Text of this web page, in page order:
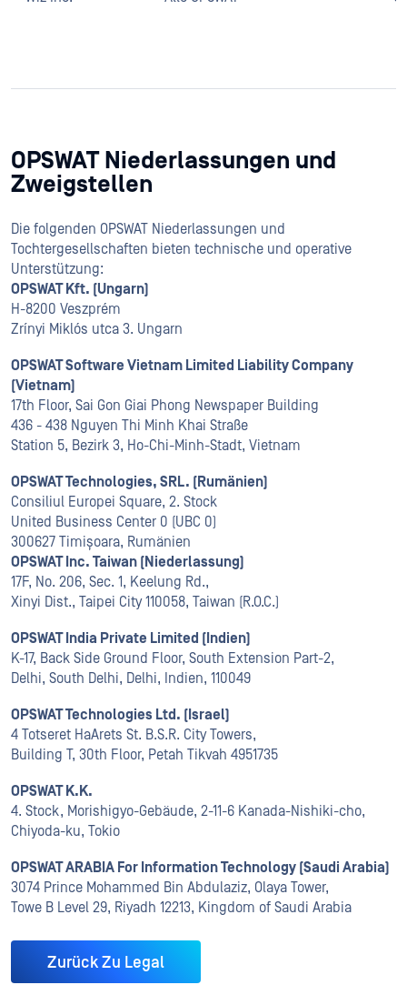
OPSWAT Niederlassungen und
Zweigstellen
Die folgenden OPSWAT Niederlassungen und
Tochtergesellschaften bieten technische und operative
Unterstützung:
OPSWAT Kft. (Ungarn)
H-8200 Veszprém
Zrínyi Miklós utca 3. Ungarn
OPSWAT Software Vietnam Limited Liability Company
(Vietnam)
17th Floor, Sai Gon Giai Phong Newspaper Building
436 - 438 Nguyen Thi Minh Khai Straße
Station 5, Bezirk 3, Ho-Chi-Minh-Stadt, Vietnam
OPSWAT Technologies, SRL. (Rumänien)
Consiliul Europei Square, 2. Stock
United Business Center 0 (UBC 0)
300627 Timișoara, Rumänien
OPSWAT Inc. Taiwan (Niederlassung)
17F, No. 206, Sec. 1, Keelung Rd.,
Xinyi Dist., Taipei City 110058, Taiwan (R.O.C.)
OPSWAT India Private Limited (Indien)
K-17, Back Side Ground Floor, South Extension Part-2,
Delhi, South Delhi, Delhi, Indien, 110049
OPSWAT Technologies Ltd. (Israel)
4 Totseret HaArets St. B.S.R. City Towers,
Building T, 30th Floor, Petah Tikvah 4951735
OPSWAT K.K.
4. Stock, Morishigyo-Gebäude, 2-11-6 Kanada-Nishiki-cho,
Chiyoda-ku, Tokio
OPSWAT ARABIA For Information Technology (Saudi Arabia)
3074 Prince Mohammed Bin Abdulaziz, Olaya Tower,
Towe B Level 29, Riyadh 12213, Kingdom of Saudi Arabia
Zurück Zu Legal